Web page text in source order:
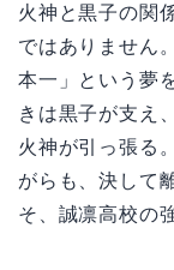
火神と黒子の関
ではありません
本一」という夢
きは黒子が支え
火神が引っ張る
がらも、決して
そ、誠凛高校の